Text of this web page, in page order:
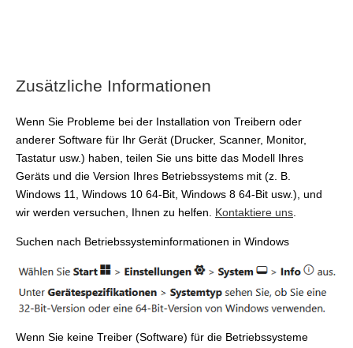
Zusätzliche Informationen
Wenn Sie Probleme bei der Installation von Treibern oder
anderer Software für Ihr Gerät (Drucker, Scanner, Monitor,
Tastatur usw.) haben, teilen Sie uns bitte das Modell Ihres
Geräts und die Version Ihres Betriebssystems mit (z. B.
Windows 11, Windows 10 64-Bit, Windows 8 64-Bit usw.), und
wir werden versuchen, Ihnen zu helfen. Kontaktiere uns
Suchen nach Betriebssysteminformationen in Windows
Wenn Sie keine Treiber (Software) für die Betriebssysteme